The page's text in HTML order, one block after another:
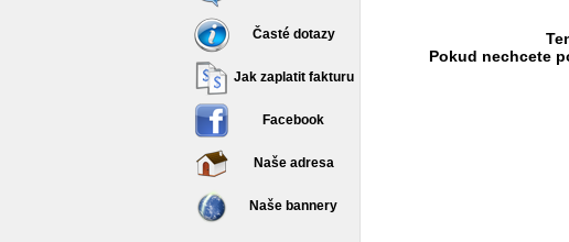
Časté dotazy
Jak zaplatit fakturu
Facebook
Naše adresa
Naše bannery
Pokud nechcete